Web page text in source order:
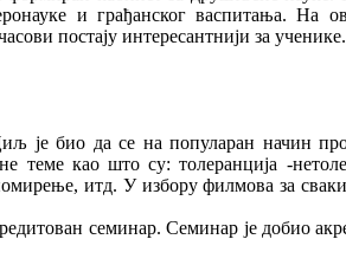
и грађанског васпитањa. На
постају интересантнији за ученике.
је био да се на популаран начин
као што су: толеранција -
итд. У избору филмова за
семинар. Семинар је добио